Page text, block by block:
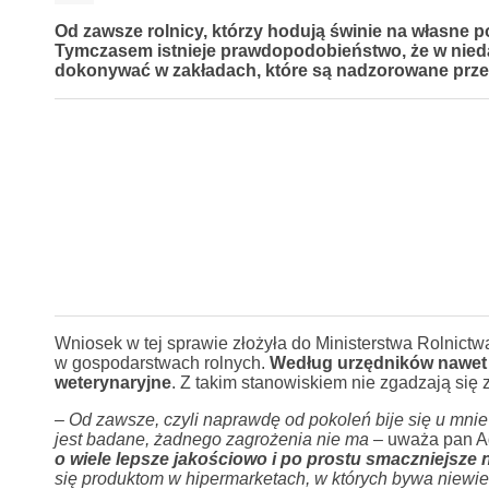
Od zawsze rolnicy, którzy hodują świnie na własne
Tymczasem istnieje prawdopodobieństwo, że w
dokonywać w zakładach, które są nadzorowane
Wniosek w tej sprawie złożyła do Ministerstwa
w gospodarstwach rolnych. Według urzędników
weterynaryjne. Z takim stanowiskiem nie zgadzają się
– Od zawsze, czyli naprawdę od pokoleń bije się u
jest badane, żadnego zagrożenia nie ma – uważa pan
o wiele lepsze jakościowo i po prostu smaczniejsze
się produktom w hipermarketach, w których bywa